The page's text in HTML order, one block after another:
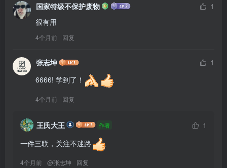
国家特级不保护废物
1
很有用
4个月前 回复
张志坤
1
6666! 学到了！
4个月前 回复
王氏大王 作者
1
一件三联，关注不迷路
4个月前 @张志坤 回复